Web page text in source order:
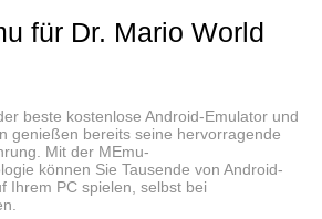
nicht der einzige Doktor im
Dr. Peach, Dr. Bowser, Dr.
Wario, Dr. Waluigi, Dr. Daisy,
Kong, Dr. Mopsie, Dr.
andere Figuren sind auch mit
bereit, deinem Team
für Dr. Mario World
beste kostenlose Android-Emulator und
genießen bereits seine hervorragende
Mit der MEmu-
können Sie Tausende von Android-
Ihrem PC spielen, selbst bei